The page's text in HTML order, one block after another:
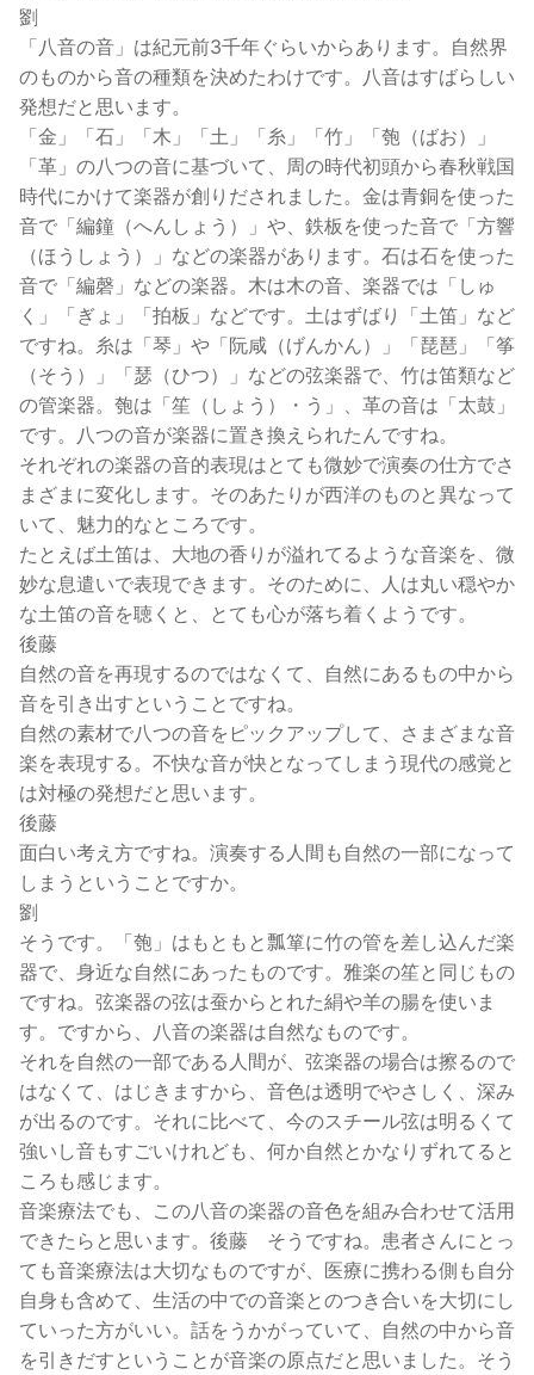
劉
「八音の音」は紀元前3千年ぐらいからあります。自然界
のものから音の種類を決めたわけです。八音はすばらしい
発想だと思います。
「金」「石」「木」「土」「糸」「竹」「匏（ばお）」
「革」の八つの音に基づいて、周の時代初頭から春秋戦国
時代にかけて楽器が創りだされました。金は青銅を使った
音で「編鐘（へんしょう）」や、鉄板を使った音で「方響
（ほうしょう）」などの楽器があります。石は石を使った
音で「編磬」などの楽器。木は木の音、楽器では「しゅ
く」「ぎょ」「拍板」などです。土はずばり「土笛」など
ですね。糸は「琴」や「阮咸（げんかん）」「琵琶」「筝
（そう）」「瑟（ひつ）」などの弦楽器で、竹は笛類など
の管楽器。匏は「笙（しょう）・う」、革の音は「太鼓」
です。八つの音が楽器に置き換えられたんですね。
それぞれの楽器の音的表現はとても微妙で演奏の仕方でさ
まざまに変化します。そのあたりが西洋のものと異なって
いて、魅力的なところです。
たとえば土笛は、大地の香りが溢れてるような音楽を、微
妙な息遣いで表現できます。そのために、人は丸い穏やか
な土笛の音を聴くと、とても心が落ち着くようです。
後藤
自然の音を再現するのではなくて、自然にあるもの中から
音を引き出すということですね。
自然の素材で八つの音をピックアップして、さまざまな音
楽を表現する。不快な音が快となってしまう現代の感覚と
は対極の発想だと思います。
後藤
面白い考え方ですね。演奏する人間も自然の一部になって
しまうということですか。
劉
そうです。「匏」はもともと瓢箪に竹の管を差し込んだ楽
器で、身近な自然にあったものです。雅楽の笙と同じもの
ですね。弦楽器の弦は蚕からとれた絹や羊の腸を使いま
す。ですから、八音の楽器は自然なものです。
それを自然の一部である人間が、弦楽器の場合は擦るので
はなくて、はじきますから、音色は透明でやさしく、深み
が出るのです。それに比べて、今のスチール弦は明るくて
強いし音もすごいけれども、何か自然とかなりずれてると
ころも感じます。
音楽療法でも、この八音の楽器の音色を組み合わせて活用
できたらと思います。後藤 そうですね。患者さんにとっ
ても音楽療法は大切なものですが、医療に携わる側も自分
自身も含めて、生活の中での音楽とのつき合いを大切にし
ていった方がいい。話をうかがっていて、自然の中から音
を引きだすということが音楽の原点だと思いました。そう